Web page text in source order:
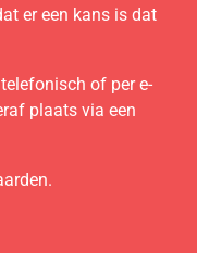
er een kans is dat
of per e-
plaats via een